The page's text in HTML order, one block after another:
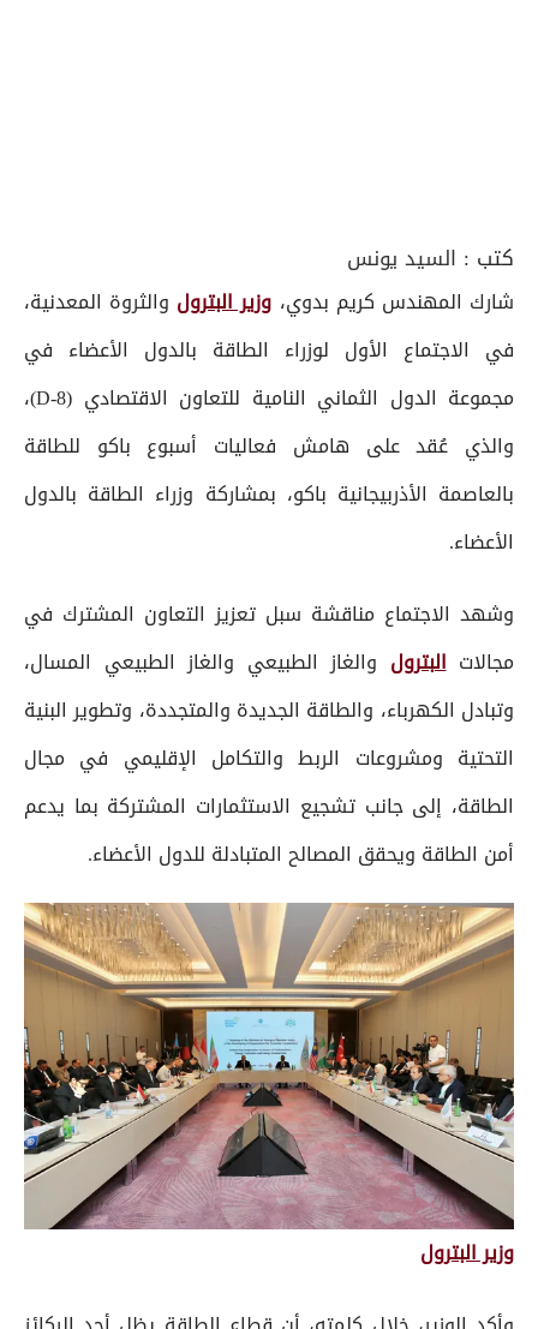
كتب : السيد يونس
شارك المهندس كريم بدوي، وزير البترول والثروة المعدنية،
في الاجتماع الأول لوزراء الطاقة بالدول الأعضاء في
مجموعة الدول الثماني النامية للتعاون الاقتصادي (D-8)،
والذي عُقد على هامش فعاليات أسبوع باكو للطاقة
بالعاصمة الأذربيجانية باكو، بمشاركة وزراء الطاقة بالدول
الأعضاء.
وشهد الاجتماع مناقشة سبل تعزيز التعاون المشترك في
مجالاتالبترول والغاز الطبيعي والغاز الطبيعي المسال،
وتبادل الكهرباء، والطاقة الجديدة والمتجددة، وتطوير البنية
التحتية ومشروعات الربط والتكامل الإقليمي في مجال
الطاقة، إلى جانب تشجيع الاستثمارات المشتركة بما يدعم
أمن الطاقة ويحقق المصالح المتبادلة للدول الأعضاء.
وزير البترول